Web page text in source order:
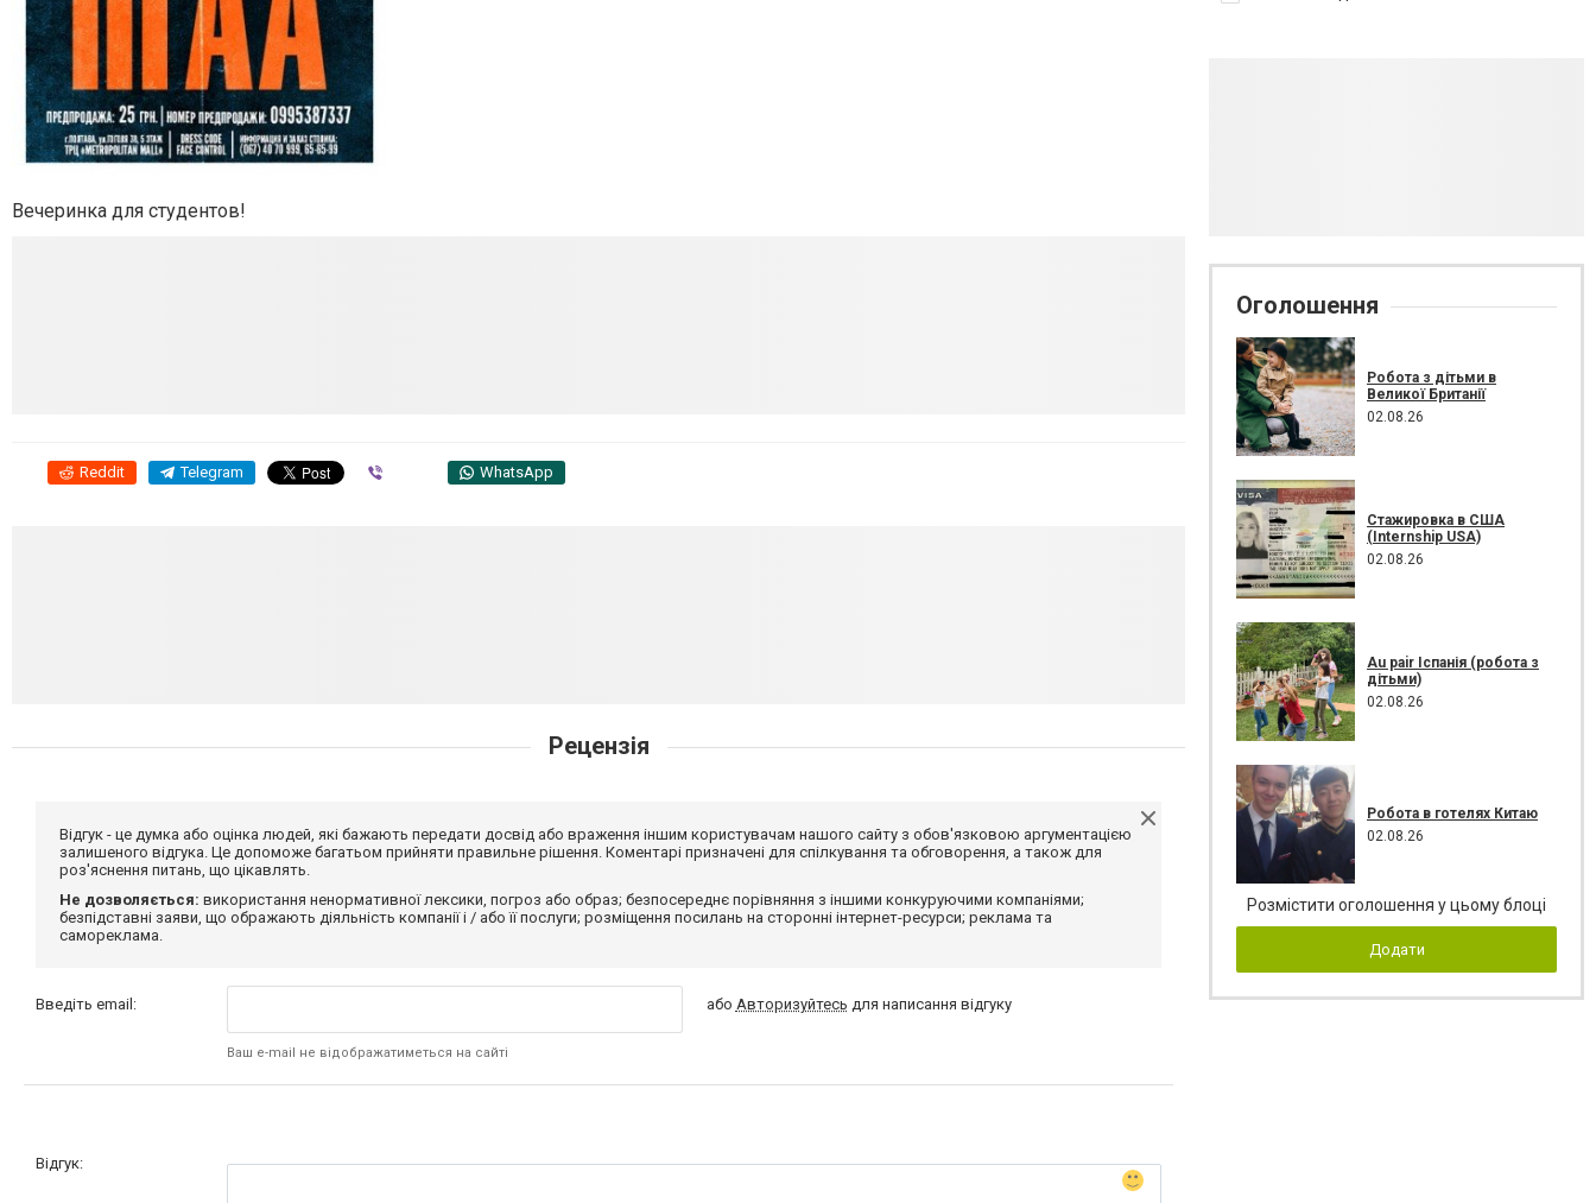
Вечеринка для студентов!
Reddit Telegram WhatsApp
Рецензія
Відгук - це думка або оцінка людей, які бажають передати досвід або враження іншим користувачам нашого сайту з обов'язковою аргументацією
залишеного відгука. Це допоможе багатьом прийняти правильне рішення. Коментарі призначені для спілкування та обговорення, а також для
роз'яснення питань, що цікавлять.
Не дозволяється: використання ненормативної лексики, погроз або образ; безпосереднє порівняння з іншими конкуруючими компаніями;
безпідставні заяви, що ображають діяльність компанії і / або її послуги; розміщення посилань на сторонні інтернет-ресурси; реклама та
самореклама.
Введіть email:
Ваш e-mail не відображатиметься на сайті
або Авторизуйтесь для написання відгуку
Відгук:
Оголошення
Робота з дітьми в
Великої Британії
02.08.26
Стажировка в США
(Internship USA)
02.08.26
Au pair Іспанія (робота з
дітьми)
02.08.26
Робота в готелях Китаю
02.08.26
Розмістити оголошення у цьому блоці
Додати